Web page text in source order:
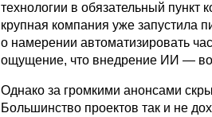
технологии в обязательный пункт
крупная компания уже запустила
о намерении автоматизировать
ощущение, что внедрение ИИ —
Однако за громкими анонсами
Большинство проектов так и не